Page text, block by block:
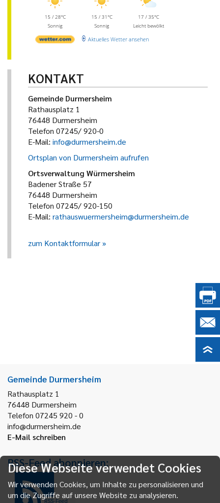
15 / 28°C
Sonnig
15 / 31°C
Sonnig
17 / 35°C
Leicht bewölkt
Aktuelles Wetter ansehen
KONTAKT
Gemeinde Durmersheim
Rathausplatz 1
76448 Durmersheim
Telefon 07245/ 920-0
E-Mail: info@durmersheim.de
Ortsplan von Durmersheim aufrufen
Ortsverwaltung Würmersheim
Badener Straße 57
76448 Durmersheim
Telefon 07245/ 920-150
E-Mail: rathauswuermersheim@durmersheim.de
zum Kontaktformular
Gemeinde Durmersheim
Rathausplatz 1
76448 Durmersheim
Telefon 07245 920 - 0
info@durmersheim.de
E-Mail schreiben
RSS-Feed abonnieren:
RSS-Feed
Diese Webseite verwendet Cookies
Wir verwenden Cookies, um Inhalte zu personalisieren und
um die Zugriffe auf unsere Website zu analysieren.